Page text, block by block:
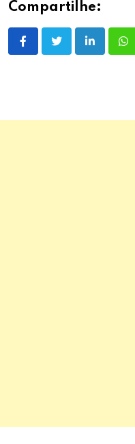
Compartilhe:
LinkedIn